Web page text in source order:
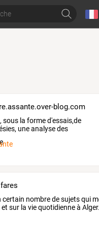
blog.com
sous la formed'essais,de
uneanalysedes
certain nombredesujetsqui
et sur la viequotidienneà Alger